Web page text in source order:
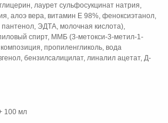
лаурет сульфосукцинат натрия,
алоэ вера, витамин Е 98%, феноксиэтанол,
ЭДТА, молочная кислота),
спирт, ММБ (3-метокси-3-метил-1-
пропиленгликоль, вода
бензилсалицилат, линалил ацетат, Д-
100 мл